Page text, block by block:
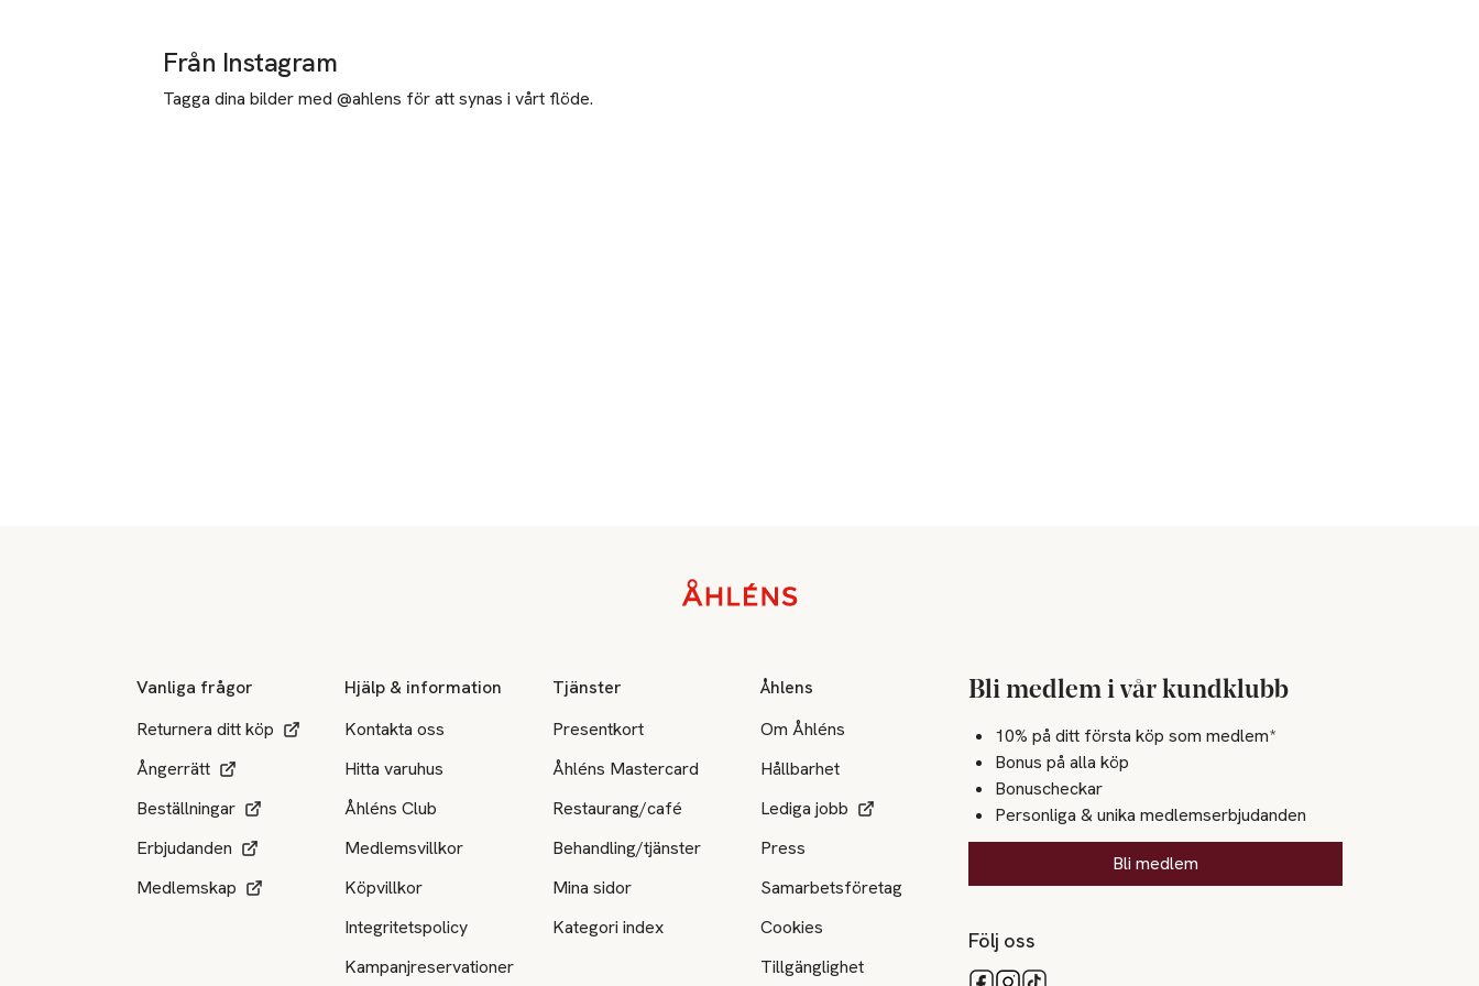
Från Instagram
Tagga dina bilder med @ahlens för att synas i vårt flöde.
Vanliga frågor
Returnera ditt köp
Ångerrätt
Beställningar
Erbjudanden
Medlemskap
Hjälp & information
Kontakta oss
Hitta varuhus
Åhléns Club
Medlemsvillkor
Köpvillkor
Integritetspolicy
Kampanjreservationer
Tjänster
Presentkort
Åhléns Mastercard
Restaurang/café
Behandling/tjänster
Mina sidor
Kategori index
Åhlens
Om Åhléns
Hållbarhet
Lediga jobb
Press
Samarbetsföretag
Cookies
Tillgänglighet
Bli medlem i vår kundklubb
10% på ditt första köp som medlem*
Bonus på alla köp
Bonuscheckar
Personliga & unika medlemserbjudanden
Bli medlem
Följ oss